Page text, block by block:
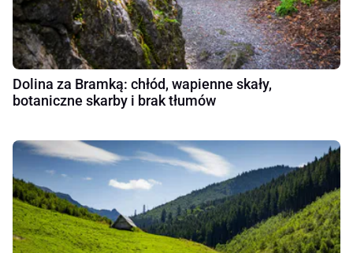
Dolina za Bramką: chłód, wapienne skały,
botaniczne skarby i brak tłumów